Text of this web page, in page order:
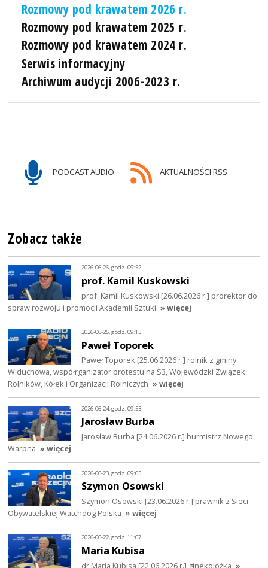
Rozmowy pod krawatem 2026 r.
Rozmowy pod krawatem 2025 r.
Rozmowy pod krawatem 2024 r.
Serwis informacyjny
Archiwum audycji 2006-2023 r.
PODCAST AUDIO AKTUALNOŚCI RSS
Zobacz także
2026-06-26, godz. 09:52
prof. Kamil Kuskowski
prof. Kamil Kuskowski [26.06.2026 r.] prorektor do
spraw rozwoju i promocji Akademii Sztuki » więcej
2026-06-25, godz. 09:15
Paweł Toporek
Paweł Toporek [25.06.2026 r.] rolnik z gminy
Widuchowa, współrganizator protestu na S3, Wojewódzki Związek
Rolników, Kółek i Organizacji Rolniczych » więcej
2026-06-24, godz. 09:53
Jarosław Burba
Jarosław Burba [24.06.2026 r.] burmistrz Nowego
Warpna » więcej
2026-06-23, godz. 09:05
Szymon Osowski
Szymon Osowski [23.06.2026 r.] prawnik z Sieci
Obywatelskiej Watchdog Polska » więcej
2026-06-22, godz. 11:07
Maria Kubisa
dr Maria Kubisa [22.06.2026 r.] ginekolożka »